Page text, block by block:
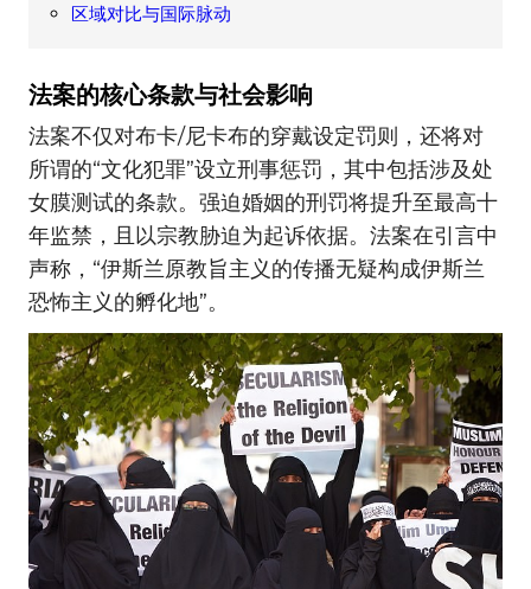
区域对比与国际脉动
法案的核心条款与社会影响
法案不仅对布卡/尼卡布的穿戴设定罚则，还将对
所谓的“文化犯罪”设立刑事惩罚，其中包括涉及处
女膜测试的条款。强迫婚姻的刑罚将提升至最高十
年监禁，且以宗教胁迫为起诉依据。法案在引言中
声称，“伊斯兰原教旨主义的传播无疑构成伊斯兰
恐怖主义的孵化地”。